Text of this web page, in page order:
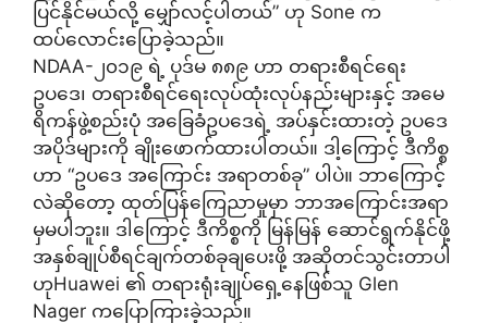
ပြင်နိုင်မယ်လို့ မျှော်လင့်ပါတယ်” ဟု Sone က
ထပ်လောင်းပြောခဲ့သည်။
NDAA-၂၀၁၉ ရဲ့ ပုဒ်မ ၈၈၉ ဟာ တရားစီရင်ရေး
ဥပဒေ၊ တရားစီရင်ရေးလုပ်ထုံးလုပ်နည်းများနှင့် အမေ
ရိကန်ဖွဲ့စည်းပုံ အခြေခံဥပဒေရဲ့ အပ်နှင်းထားတဲ့ ဥပဒေ
အပိုဒ်များကို ချိုးဖောက်ထားပါတယ်။ ဒါ့ကြောင့် ဒီကိစ္စ
ဟာ “ဥပဒေ အကြောင်း အရာတစ်ခု” ပါပဲ။ ဘာကြောင့်
လဲဆိုတော့ ထုတ်ပြန်ကြေညာမှုမှာ ဘာအကြောင်းအရာ
မှမပါဘူး။ ဒါကြောင့် ဒီကိစ္စကို မြန်မြန် ဆောင်ရွက်နိုင်ဖို့
အနှစ်ချုပ်စီရင်ချက်တစ်ခုချပေးဖို့ အဆိုတင်သွင်းတာပါ
ဟုHuawei ၏ တရားရုံးချုပ်ရှေ့နေဖြစ်သူ Glen
Nager ကပြောကြားခဲ့သည်။